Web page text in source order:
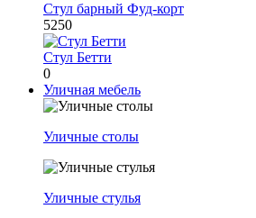
Стул барный Фуд-корт
5250
Стул Бетти
0
Уличная мебель
Уличные столы
Уличные стулья